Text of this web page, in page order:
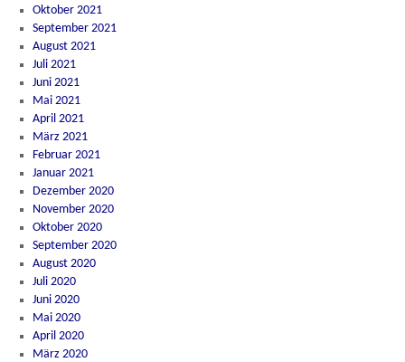
Oktober 2021
September 2021
August 2021
Juli 2021
Juni 2021
Mai 2021
April 2021
März 2021
Februar 2021
Januar 2021
Dezember 2020
November 2020
Oktober 2020
September 2020
August 2020
Juli 2020
Juni 2020
Mai 2020
April 2020
März 2020